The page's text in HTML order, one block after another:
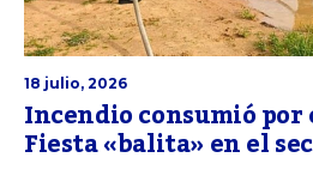
18 julio, 2026
Incendio consumió
Fiesta «balita» en el